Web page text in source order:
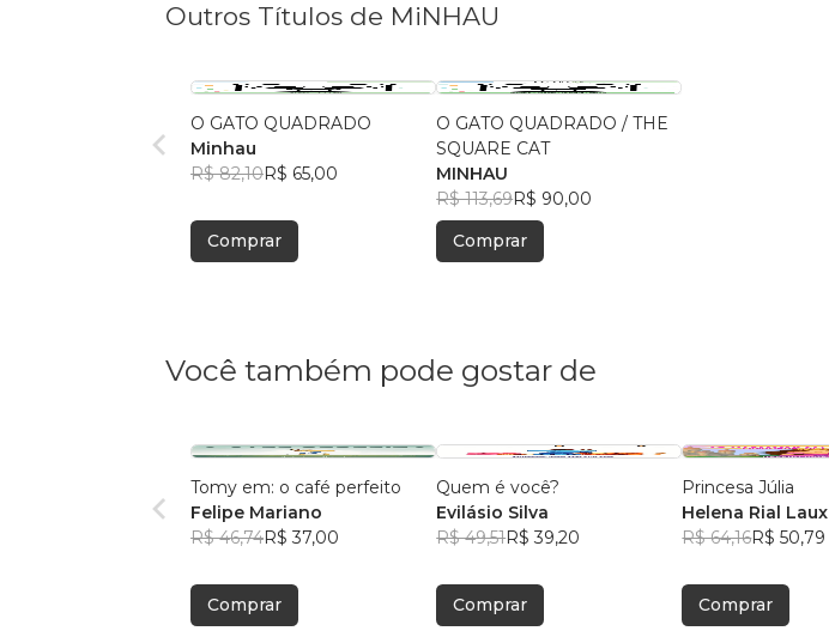
Outros Títulos de MiNHAU
O GATO QUADRADO
Minhau
R$ 82,10R$ 65,00
Comprar
O GATO QUADRADO / THE
SQUARE CAT
MINHAU
R$ 113,69R$ 90,00
Comprar
Você também pode gostar de
Tomy em: o café perfeito
Felipe Mariano
R$ 46,74R$ 37,00
Comprar
Quem é você?
Evilásio Silva
R$ 49,51R$ 39,20
Comprar
Princesa Júlia
Helena Rial Laux
R$ 64,16R$ 50,79
Comprar